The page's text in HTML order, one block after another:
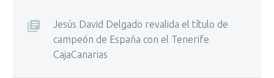
Jesús David Delgado revalida el título de
campeón de España con el Tenerife
CajaCanarias